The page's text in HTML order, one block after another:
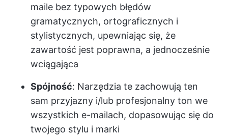
maile bez typowych błędów
gramatycznych, ortograficznych i
stylistycznych, upewniając się, że
zawartość jest poprawna, a jednocześnie
wciągająca
Spójność: Narzędzia te zachowują ten
sam przyjazny i/lub profesjonalny ton we
wszystkich e-mailach, dopasowując się do
twojego stylu i marki